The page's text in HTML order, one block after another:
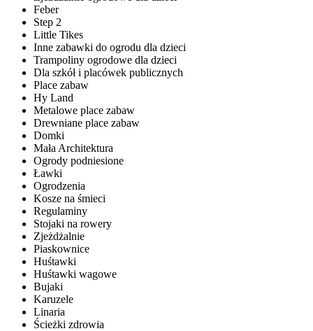
Feber
Step 2
Little Tikes
Inne zabawki do ogrodu dla dzieci
Trampoliny ogrodowe dla dzieci
Dla szkół i placówek publicznych
Place zabaw
Hy Land
Metalowe place zabaw
Drewniane place zabaw
Domki
Mała Architektura
Ogrody podniesione
Ławki
Ogrodzenia
Kosze na śmieci
Regulaminy
Stojaki na rowery
Zjeżdżalnie
Piaskownice
Huśtawki
Huśtawki wagowe
Bujaki
Karuzele
Linaria
Ścieżki zdrowia